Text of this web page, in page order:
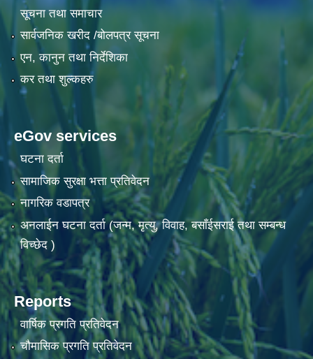
सूचना तथा समाचार
सार्वजनिक खरीद /बोलपत्र सूचना
एन, कानुन तथा निर्देशिका
कर तथा शुल्कहरु
eGov services
घटना दर्ता
सामाजिक सुरक्षा भत्ता प्रतिवेदन
नागरिक वडापत्र
अनलाईन घटना दर्ता (जन्म, मृत्यु, विवाह, बसाँईसराई तथा सम्बन्ध
विच्छेद )
Reports
वार्षिक प्रगति प्रतिवेदन
चौमासिक प्रगति प्रतिवेदन